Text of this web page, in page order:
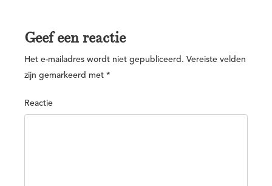
Geef een reactie
Het e-mailadres wordt niet gepubliceerd. Vereiste velden
zijn gemarkeerd met *
Reactie